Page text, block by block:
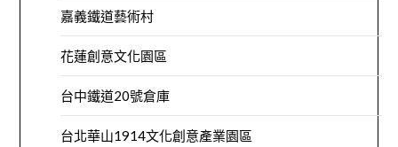
嘉義鐵道藝術村
花蓮創意文化園區
台中鐵道20號倉庫
台北華山1914文化創意產業園區